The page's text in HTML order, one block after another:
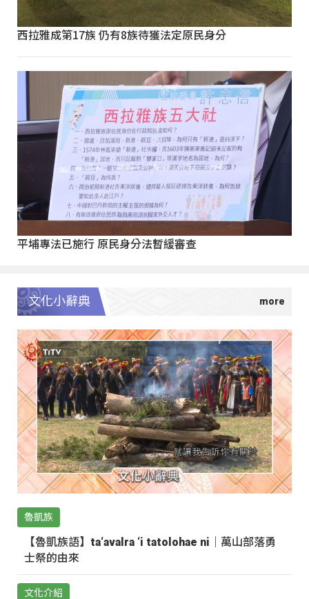
西拉雅成第17族 仍有8族待獲法定原民身分
平埔專法已施行 原民身分法暫緩審查
文化小辭典
魯凱族
【魯凱族語】ta‘avalra ‘i tatolohae ni｜萬山部落勇
士祭的由來
文化介紹